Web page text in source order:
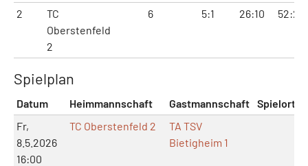
2
TC
Oberstenfeld
2
6 5:1 26:10 52:22
Spielplan
Datum Heimmannschaft Gastmannschaft Spielort
Fr,
8.5.2026
16:00
TC Oberstenfeld 2
TA TSV
Bietigheim 1